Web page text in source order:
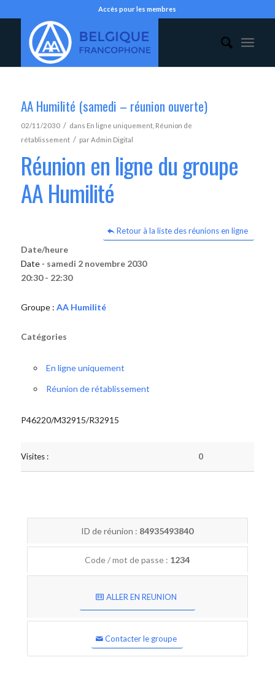
Accès pour les membres
AA Humilité (samedi – réunion ouverte)
02/11/2030 / dans En ligne uniquement, Réunion de
rétablissement / parAdmin Digital
Réunion en ligne du groupe
AA Humilité
Retour à la liste des réunions en ligne
Date/heure
Date - samedi 2 novembre 2030
20:30 - 22:30
Groupe : AA Humilité
Catégories
En ligne uniquement
Réunion de rétablissement
P46220/M32915/R32915
Visites : 0
ID de réunion : 84935493840
Code / mot de passe : 1234
ALLER EN REUNION
Contacter le groupe